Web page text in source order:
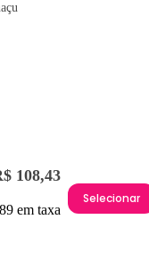
108,43
em taxa
Selecionar